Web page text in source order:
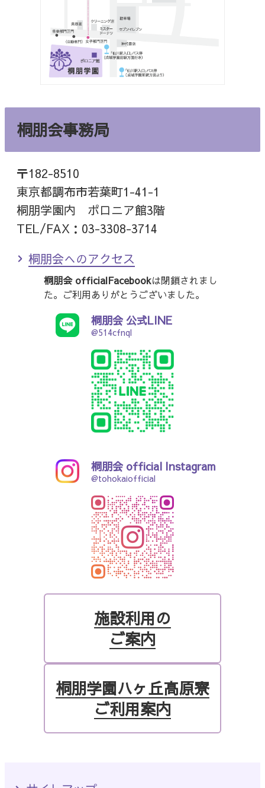
桐朋会事務局
〒182-8510
東京都調布市若葉町1-41-1
桐朋学園内 ポロニア館3階
TEL/FAX：03-3308-3714
桐朋会へのアクセス
桐朋会 officialFacebookは閉鎖されまし
た。ご利用ありがとうございました。
桐朋会 公式LINE
@514cfnql
桐朋会 official Instagram
@tohokaiofficial
施設利用の
ご案内
桐朋学園ハヶ丘高原寮
ご利用案内